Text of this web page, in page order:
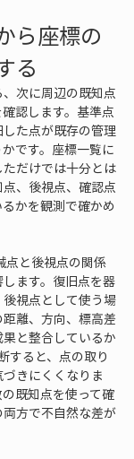
ら座標の
る
次に周辺の既知点
認します。基準点
た点が既存の管理
です。座標一覧に
だけでは十分とは
、後視点、確認点
かを観測で確かめ
点と後視点の関係
ます。復旧点を器
視点として使う場
離、方向、標高差
と整合しているか
すると、点の取り
きにくくなりま
既知点を使って確
方で不自然な差が